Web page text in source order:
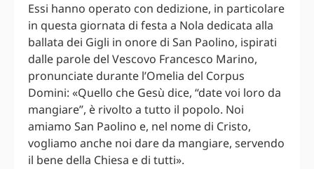
Essi hanno operato con dedizione, in particolare
in questa giornata di festa a Nola dedicata alla
ballata dei Gigli in onore di San Paolino, ispirati
dalle parole del Vescovo Francesco Marino,
pronunciate durante l’Omelia del Corpus
Domini: «Quello che Gesù dice, “date voi loro da
mangiare”, è rivolto a tutto il popolo. Noi
amiamo San Paolino e, nel nome di Cristo,
vogliamo anche noi dare da mangiare, servendo
il bene della Chiesa e di tutti».